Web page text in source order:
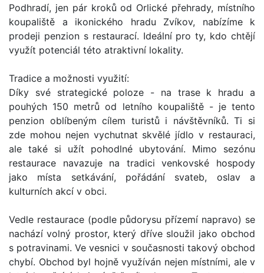
Podhradí, jen pár kroků od Orlické přehrady, místního
koupaliště a ikonického hradu Zvíkov, nabízíme k
prodeji penzion s restaurací. Ideální pro ty, kdo chtějí
využít potenciál této atraktivní lokality.
Tradice a možnosti využití:
Díky své strategické poloze - na trase k hradu a
pouhých 150 metrů od letního koupaliště - je tento
penzion oblíbeným cílem turistů i návštěvníků. Ti si
zde mohou nejen vychutnat skvělé jídlo v restauraci,
ale také si užít pohodlné ubytování. Mimo sezónu
restaurace navazuje na tradici venkovské hospody
jako místa setkávání, pořádání svateb, oslav a
kulturních akcí v obci.
Vedle restaurace (podle půdorysu přízemí napravo) se
nachází volný prostor, který dříve sloužil jako obchod
s potravinami. Ve vesnici v současnosti takový obchod
chybí. Obchod byl hojně využíván nejen místními, ale v